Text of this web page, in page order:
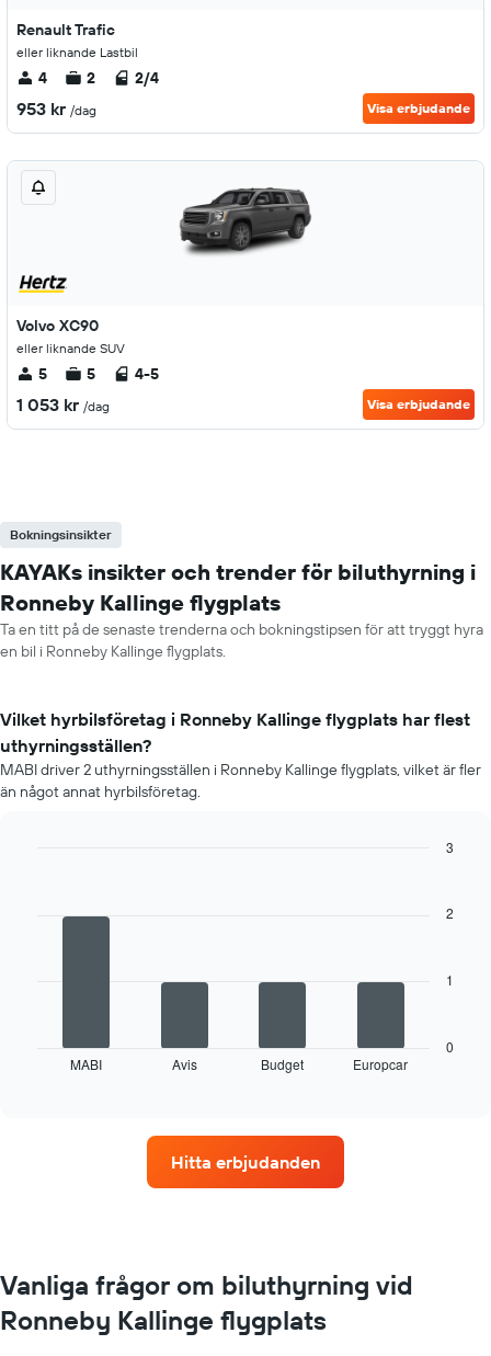
Renault Trafic
eller liknande Lastbil
4 2 2/4
953 kr /dag Visa erbjudande
Volvo XC90
eller liknande SUV
5 5 4-5
1 053 kr /dag Visa erbjudande
Bokningsinsikter
KAYAKs insikter och trender för biluthyrning i
Ronneby Kallinge flygplats
Ta en titt på de senaste trenderna och bokningstipsen för att tryggt hyra
en bil i Ronneby Kallinge flygplats.
Vilket hyrbilsföretag i Ronneby Kallinge flygplats har flest
uthyrningsställen?
MABI driver 2 uthyrningsställen i Ronneby Kallinge flygplats, vilket är fler
än något annat hyrbilsföretag.
biluthyrningsföretag
visar
biluthyrningsföretag
Diagrammet
MABI Avis Budget Europcar
0
1
2
3
Hitta erbjudanden
Vanliga frågor om biluthyrning vid
Ronneby Kallinge flygplats